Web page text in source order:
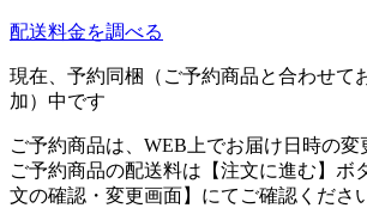
配送料金を調べる
現在、予約同梱（ご予約商品と合わせて
加）中です
ご予約商品は、WEB上でお届け日時の変
ご予約商品の配送料は【注文に進む】ボ
文の確認・変更画面】にてご確認くださ